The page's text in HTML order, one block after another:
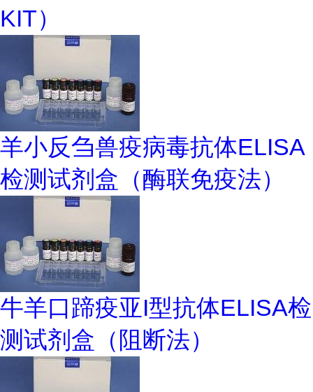
KIT）
羊小反刍兽疫病毒抗体ELISA
检测试剂盒（酶联免疫法）
牛羊口蹄疫亚I型抗体ELISA检
测试剂盒（阻断法）